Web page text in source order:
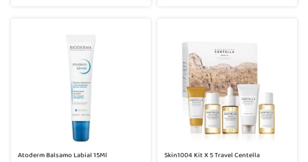
Atoderm Balsamo Labial 15Ml Skin1004 Kit X 5 Travel Centella